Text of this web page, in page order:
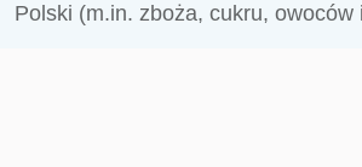
Polski (m.in. zboża, cukru, owoców